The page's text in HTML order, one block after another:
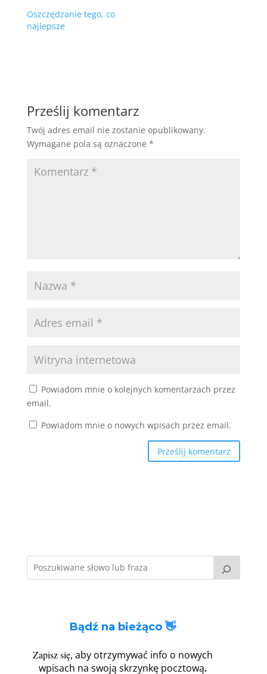
Oszczędzanie tego, co
najlepsze
Prześlij komentarz
Twój adres email nie zostanie opublikowany.
Wymagane pola są oznaczone *
Powiadom mnie o kolejnych komentarzach przez
email.
Powiadom mnie o nowych wpisach przez email.
Bądź na bieżąco 👋
Zapisz się, aby otrzymywać info o nowych
wpisach na swoją skrzynkę pocztową.